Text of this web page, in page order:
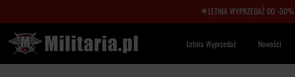
LETNIA WYPRZEDAŻ DO -50%
Letnia Wyprzedaż Nowości